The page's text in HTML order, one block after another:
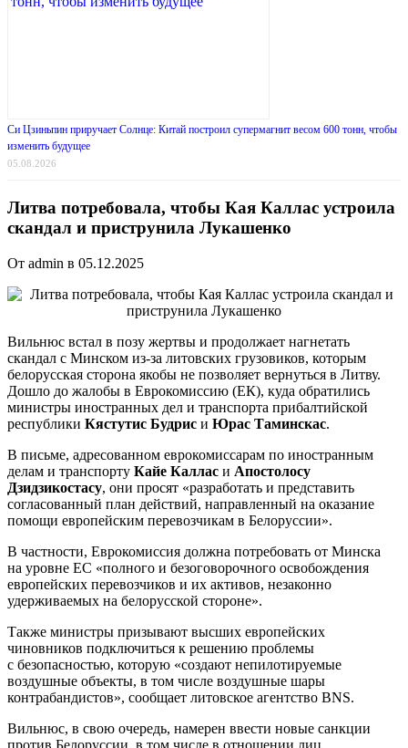
Си Цзиньпин приручает Солнце: Китай построил супермагнит весом 600 тонн, чтобы
изменить будущее
05.08.2026
Литва потребовала, чтобы Кая Каллас устроила
скандал и приструнила Лукашенко
От admin в 05.12.2025
Вильнюс встал в позу жертвы и продолжает нагнетать
скандал с Минском из-за литовских грузовиков, которым
белорусская сторона якобы не позволяет вернуться в Литву.
Дошло до жалобы в Еврокомиссию (ЕК), куда обратились
министры иностранных дел и транспорта прибалтийской
республики Кястутис Будрис и Юрас Таминскас.
В письме, адресованном еврокомиссарам по иностранным
делам и транспорту Кайе Каллас и Апостолосу
Дзидзикостасу, они просят «разработать и представить
согласованный план действий, направленный на оказание
помощи европейским перевозчикам в Белоруссии».
В частности, Еврокомиссия должна потребовать от Минска
на уровне ЕС «полного и безоговорочного освобождения
европейских перевозчиков и их активов, незаконно
удерживаемых на белорусской стороне».
Также министры призывают высших европейских
чиновников подключиться к решению проблемы
с безопасностью, которую «создают непилотируемые
воздушные объекты, в том числе воздушные шары
контрабандистов», сообщает литовское агентство BNS.
Вильнюс, в свою очередь, намерен ввести новые санкции
против Белоруссии, в том числе в отношении лиц,